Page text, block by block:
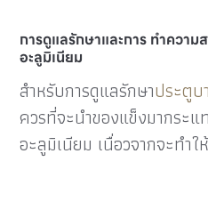
การดูแลรักษาและการ ทำความ
อะลูมิเนียม
สำหรับการดูแลรักษาประตูบ
ควรที่จะนำของแข็งมากระ
อะลูมิเนียม เนื่อวจากจะทำ